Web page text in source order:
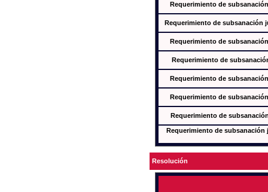
Requerimiento de
Requerimiento de subsanación
Requerimiento de
Requerimiento de
Requerimiento de
Requerimiento de
Requerimiento de
Requerimiento de
Resolución